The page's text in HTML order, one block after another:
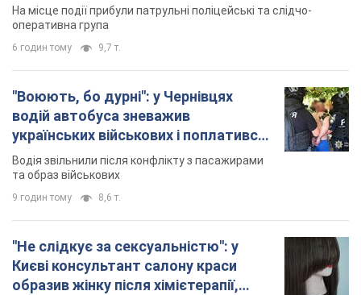
На місце події прибули патрульні поліцейські та слідчо-
оперативна група
6 годин тому 9,7 т.
"Воюють, бо дурні": у Чернівцях
водій автобуса зневажив
українських військових і поплатився.
Відео
Водія звільнили після конфлікту з пасажирами
та образ військових
9 годин тому 8,6 т.
"Не слідкує за сексуальністю": у
Києві консультант салону краси
образив жінку після хімієтерапії,